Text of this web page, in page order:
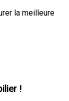
la meilleure
!